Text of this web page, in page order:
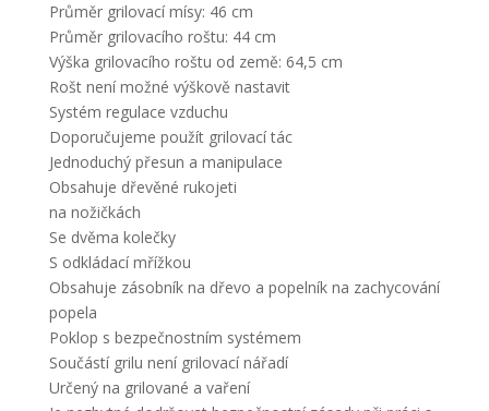
Průměr grilovací mísy: 46 cm
Průměr grilovacího roštu: 44 cm
Výška grilovacího roštu od země: 64,5 cm
Rošt není možné výškově nastavit
Systém regulace vzduchu
Doporučujeme použít grilovací tác
Jednoduchý přesun a manipulace
Obsahuje dřevěné rukojeti
na nožičkách
Se dvěma kolečky
S odkládací mřížkou
Obsahuje zásobník na dřevo a popelník na zachycování
popela
Poklop s bezpečnostním systémem
Součástí grilu není grilovací nářadí
Určený na grilované a vaření